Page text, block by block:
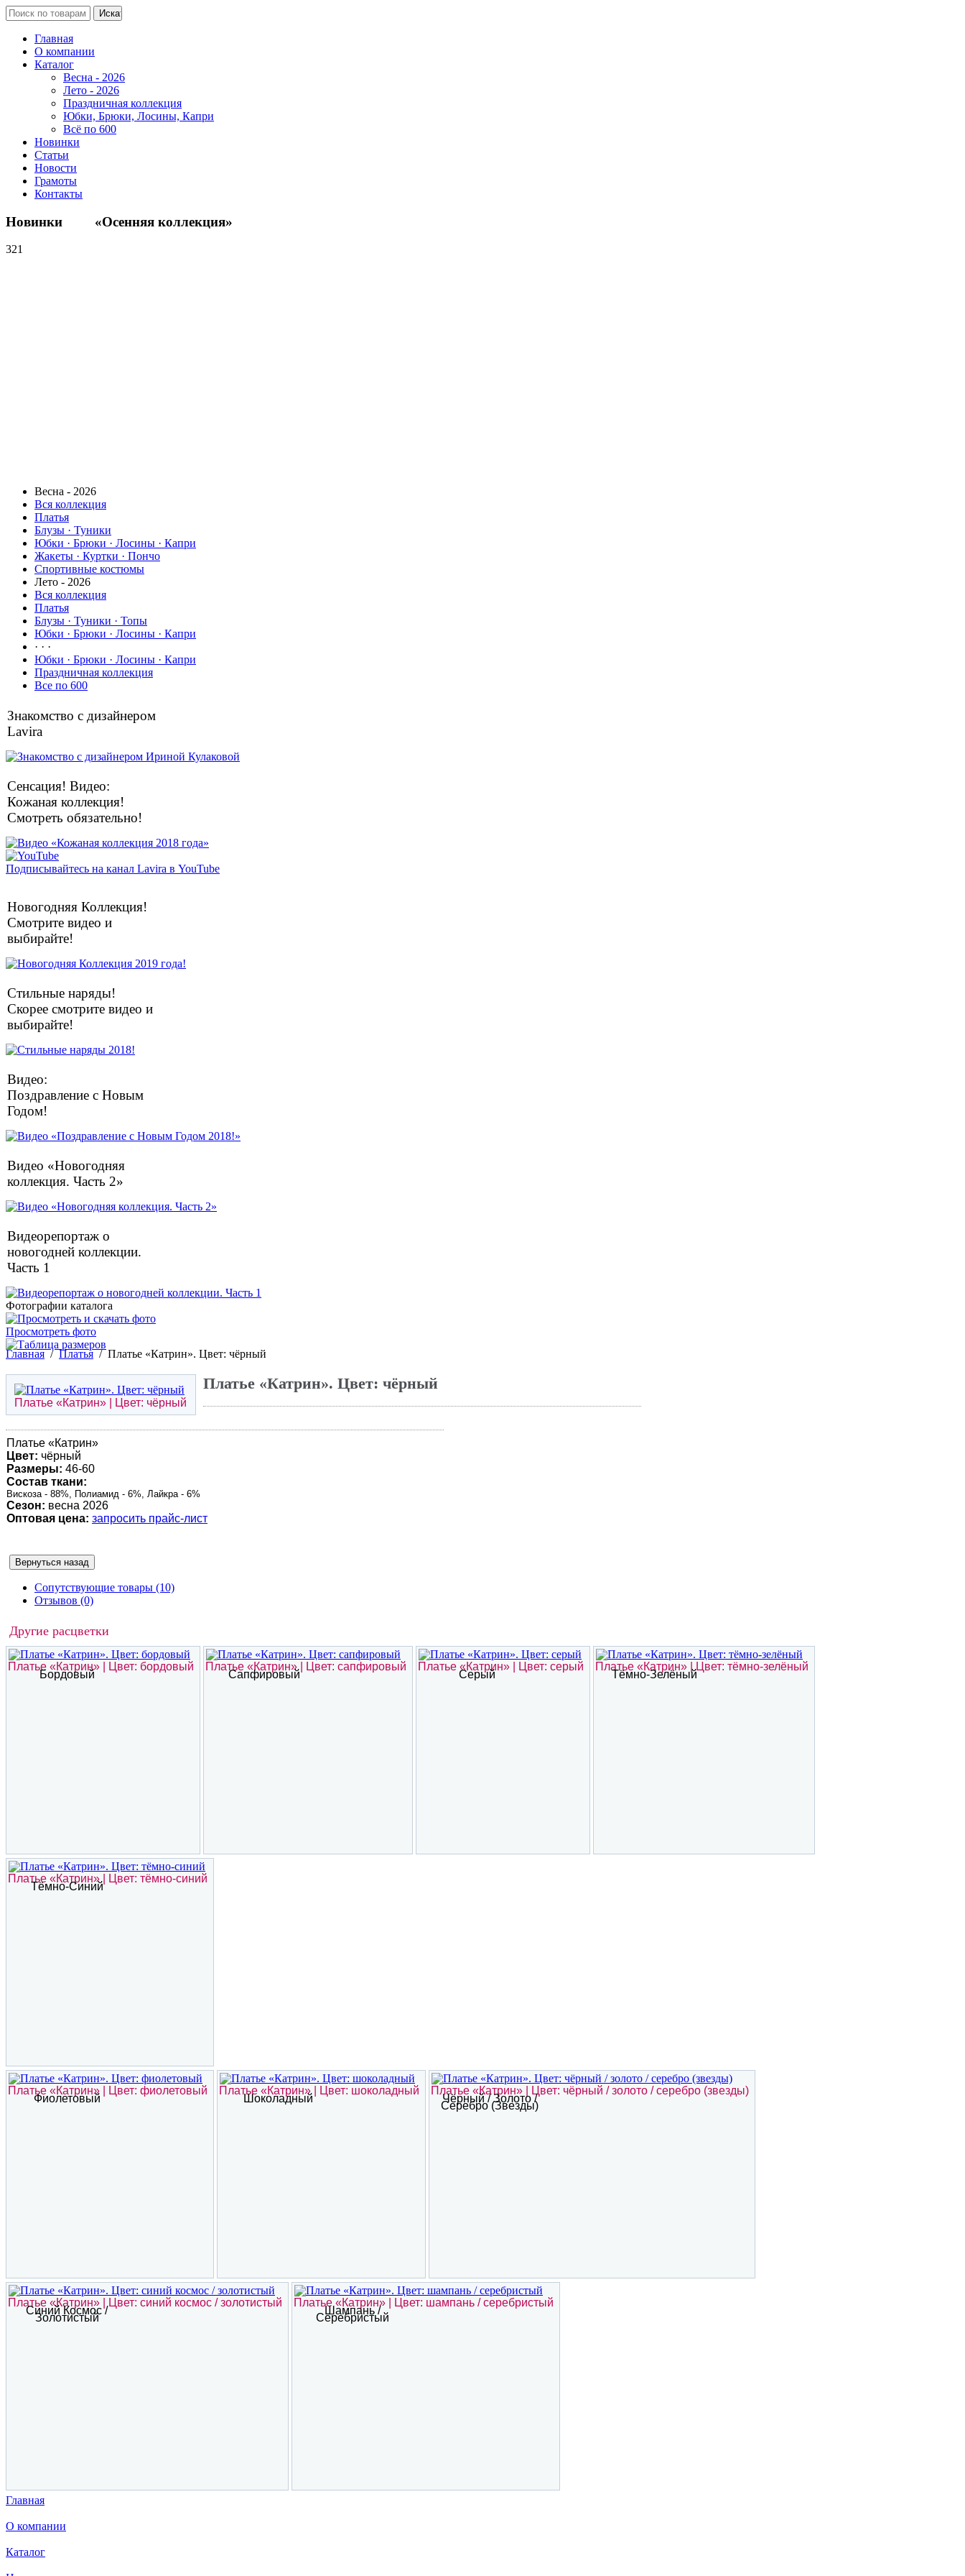
Главная
О компании
Каталог
Весна - 2026
Лето - 2026
Праздничная коллекция
Юбки, Брюки, Лосины, Капри
Всё по 600
Новинки
Статьи
Новости
Грамоты
Контакты
Новинки «Осенняя коллекция»
321
Весна - 2026
Вся коллекция
Платья
Блузы · Туники
Юбки · Брюки · Лосины · Капри
Жакеты · Куртки · Пончо
Спортивные костюмы
Лето - 2026
Вся коллекция
Платья
Блузы · Туники · Топы
Юбки · Брюки · Лосины · Капри
· · ·
Юбки · Брюки · Лосины · Капри
Праздничная коллекция
Все по 600
Знакомство с дизайнером
Lavira
Сенсация! Видео:
Кожаная коллекция!
Смотреть обязательно!
Подписывайтесь на канал Lavira в YouTube
Новогодняя Коллекция!
Смотрите видео и
выбирайте!
Стильные наряды!
Скорее смотрите видео и
выбирайте!
Видео:
Поздравление с Новым
Годом!
Видео «Новогодняя
коллекция. Часть 2»
Видеорепортаж о
новогодней коллекции.
Часть 1
Фотографии каталога
Просмотреть фото
Главная/Платья/Платье «Катрин». Цвет: чёрный
Платье «Катрин» | Цвет: чёрный
Платье «Катрин». Цвет: чёрный
Платье «Катрин»
Цвет: чёрный
Размеры: 46-60
Состав ткани:
Вискоза - 88%, Полиамид - 6%, Лайкра - 6%
Сезон: весна 2026
Оптовая цена: запросить прайс-лист
Сопутствующие товары (10)
Отзывов (0)
Другие расцветки
Платье «Катрин» | Цвет: бордовый
Бордовый
Платье «Катрин» | Цвет: сапфировый
Сапфировый
Платье «Катрин» | Цвет: серый
Серый
Платье «Катрин» | Цвет: тёмно-зелёный
Тёмно-Зелёный
Платье «Катрин» | Цвет: тёмно-синий
Тёмно-Синий
Платье «Катрин» | Цвет: фиолетовый
Фиолетовый
Платье «Катрин» | Цвет: шоколадный
Шоколадный
Платье «Катрин» | Цвет: чёрный / золото / серебро (звезды)
Чёрный / Золото /
Серебро (звезды)
Платье «Катрин» | Цвет: синий космос / золотистый
Синий Космос /
Золотистый
Платье «Катрин» | Цвет: шампань / серебристый
Шампань /
Серебристый
Главная
О компании
Каталог